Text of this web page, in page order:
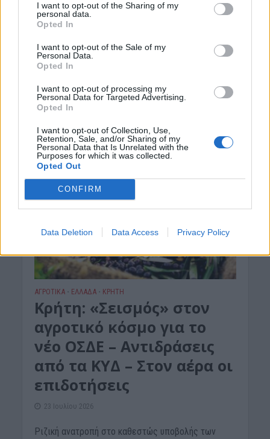
I want to opt-out of the Sharing of my
personal data.
Opted In
I want to opt-out of the Sale of my
Personal Data.
Opted In
I want to opt-out of processing my
Personal Data for Targeted Advertising.
Opted In
I want to opt-out of Collection, Use,
Retention, Sale, and/or Sharing of my
Personal Data that Is Unrelated with the
Purposes for which it was collected.
Opted Out
CONFIRM
Data Deletion Data Access Privacy Policy
για αγρότες, ελαιοτριβεία
και λαϊκές αγορές
28 Ιουλίου 2026
αγροτικών προϊόντων «από το χωράφι στο ράφι»
επιχειρεί η AAΔΕ, με νέες διευκρινίσεις για τα
ψηφιακά δελτία αποστολής...
ΑΓΡΟΤΙΚΑ • ΕΛΛΑΔΑ • ΚΡΗΤΗ
Κρήτη: «Σεισμός» στον
αγροτικό κόσμο για το
νέο ΟΣΔΕ – Αντιδράσεις
από τα ΚΥΔ – Στον αέρα οι
επιδοτήσεις
23 Ιουλίου 2026
Ριζική ανατροπή στο καθεστώς υποβολής των